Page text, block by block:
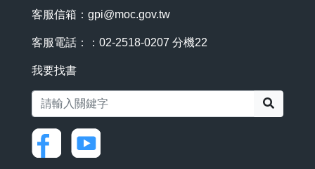
客服信箱： gpi@moc.gov.tw
客服電話：：02-2518-0207 分機22
我要找書